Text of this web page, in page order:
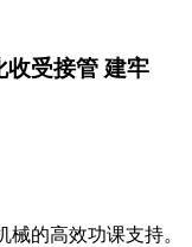
收受接管 建牢
的高效功课支持。